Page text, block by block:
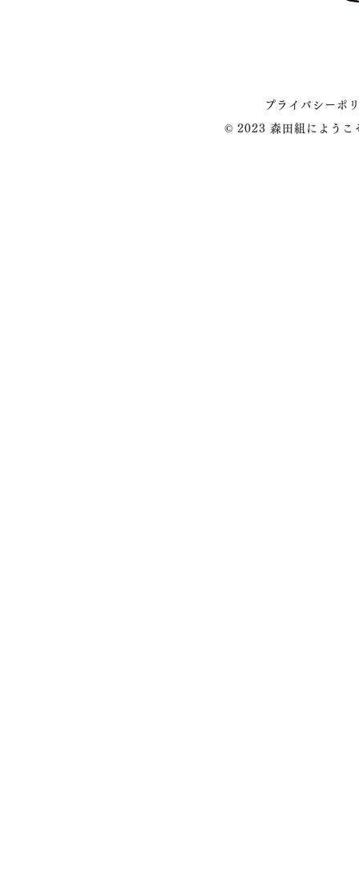
プライバシーポ
© 2023 森田組によう